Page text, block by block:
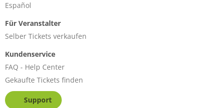
Español
Für Veranstalter
Selber Tickets verkaufen
Kundenservice
FAQ - Help Center
Gekaufte Tickets finden
Support